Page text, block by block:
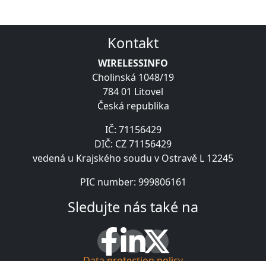
Kontakt
WIRELESSINFO
Cholinská 1048/19
784 01 Litovel
Česká republika
IČ: 71156429
DIČ: CZ 71156429
vedená u Krajského soudu v Ostravě L 12245
PIC number: 999806161
Sledujte nás také na